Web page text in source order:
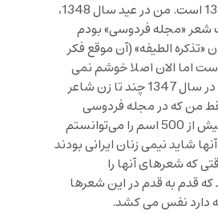
این مال سال 1345 است. من در عید سال 1348،
«مجله فردوسی» بودم
«تذکره الطیفه» (آن موقع فکر
اما الان اصلا خوشم نمی
آید) و توضیح دادم که در سال 1347 چند تا زن شاعر
من که در مجله فردوسی
شعرها را می‌خواندم بیش از 500 اسم را می‌توانستم
شاید نیمی زنان ایرانی بودند
که شعرهای آنها را
که قدم به قدم در این شعرها
دارد نفس می کشد.